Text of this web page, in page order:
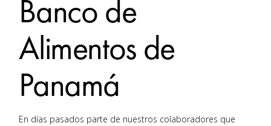
Banco de
Alimentos de
Panamá
En días pasados parte de nuestros colaboradores que